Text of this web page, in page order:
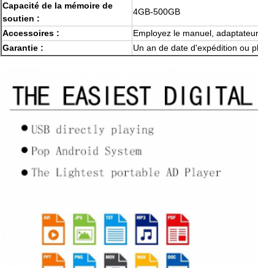
Capacité de la mémoire de
soutien :
4GB-500GB
Accessoires :
Employez le manuel,
Garantie :
Un an de date d'expédition ou